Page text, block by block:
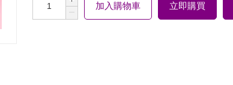
加入購物車 立即購買